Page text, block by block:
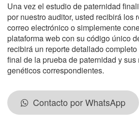
Una vez el estudio de paternidad
por nuestro auditor, usted recibirá los
correo electrónico o simplemente
plataforma web con su código único
recibirá un reporte detallado
final de la prueba de paternidad y sus
genéticos correspondientes.
Contacto por WhatsApp